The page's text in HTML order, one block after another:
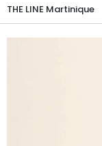
THE LINE Martinique